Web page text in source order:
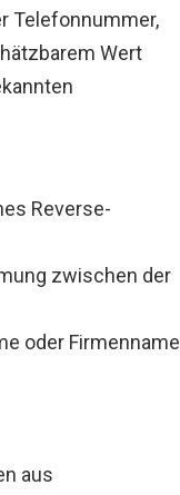
Telefonnummer,
Wert
Reverse-
zwischen der
oder Firmenname
aus